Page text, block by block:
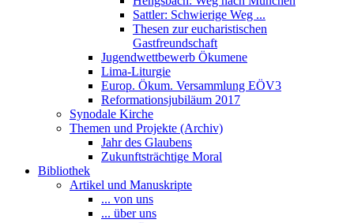
Sattler: Schwierige Weg ...
Thesen zur eucharistischen
Gastfreundschaft
Jugendwettbewerb Ökumene
Lima-Liturgie
Europ. Ökum. Versammlung EÖV3
Reformationsjubiläum 2017
Synodale Kirche
Themen und Projekte (Archiv)
Jahr des Glaubens
Zukunftsträchtige Moral
Bibliothek
Artikel und Manuskripte
... von uns
... über uns